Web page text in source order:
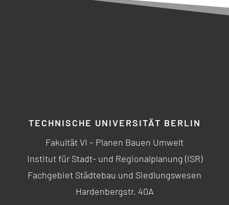
TECHNISCHE UNIVERSITÄT BERLIN
Fakultät VI – Planen Bauen Umwelt
Institut für Stadt- und Regionalplanung (ISR)
Fachgebiet Städtebau und Siedlungswesen
Hardenbergstr. 40A